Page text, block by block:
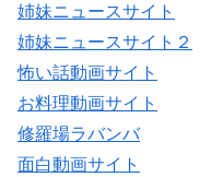
姉妹ニュースサイト
姉妹ニュースサイト２
怖い話動画サイト
お料理動画サイト
修羅場ラバンバ
面白動画サイト